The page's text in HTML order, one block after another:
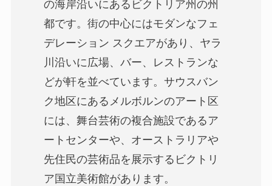
の海岸沿いにあるビクトリア州の州
都です。街の中心にはモダンなフェ
デレーション スクエアがあり、ヤラ
川沿いに広場、バー、レストランな
どが軒を並べています。サウスバン
ク地区にあるメルボルンのアート区
には、舞台芸術の複合施設であるア
ートセンターや、オーストラリアや
先住民の芸術品を展示するビクトリ
ア国立美術館があります。